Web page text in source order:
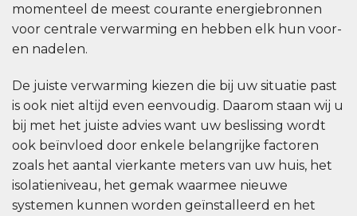
momenteel de meest courante energiebronnen
voor centrale verwarming en hebben elk hun voor-
en nadelen.
De juiste verwarming kiezen die bij uw situatie past
is ook niet altijd even eenvoudig. Daarom staan wij u
bij met het juiste advies want uw beslissing wordt
ook beïnvloed door enkele belangrijke factoren
zoals het aantal vierkante meters van uw huis, het
isolatieniveau, het gemak waarmee nieuwe
systemen kunnen worden geïnstalleerd en het